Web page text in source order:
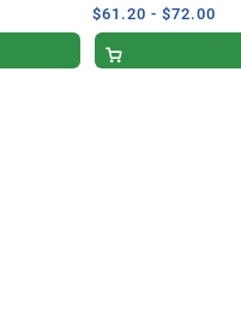
Chile de Árbol 250
$61.20 - $72.00
de